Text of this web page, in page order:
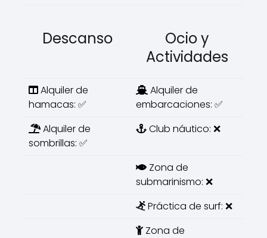
Descanso
Ocio y
Actividades
Alquiler de
hamacas: ✅
Alquiler de
embarcaciones: ✅
Alquiler de
sombrillas: ✅
Club náutico: ❌
Zona de
submarinismo: ❌
Práctica de surf: ❌
Zona de